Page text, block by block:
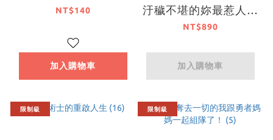
NT$140
加入購物車
汙穢不堪的妳最惹人憐
愛 (4)、(5) （完結書
出貨】
NT$890
加入購物車
限制級 限制級